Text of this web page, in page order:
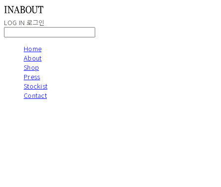
LOG IN 로그인
Home
About
Shop
Press
Stockist
Contact